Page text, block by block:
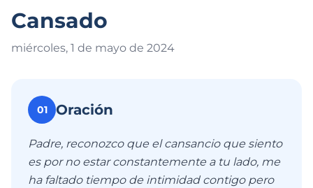
Cansado
miércoles, 1 de mayo de 2024
01 Oración
Padre, reconozco que el cansancio que siento
es por no estar constantemente a tu lado, me
ha faltado tiempo de intimidad contigo pero